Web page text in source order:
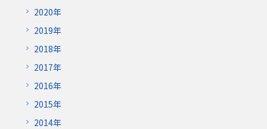
2020年
2019年
2018年
2017年
2016年
2015年
2014年